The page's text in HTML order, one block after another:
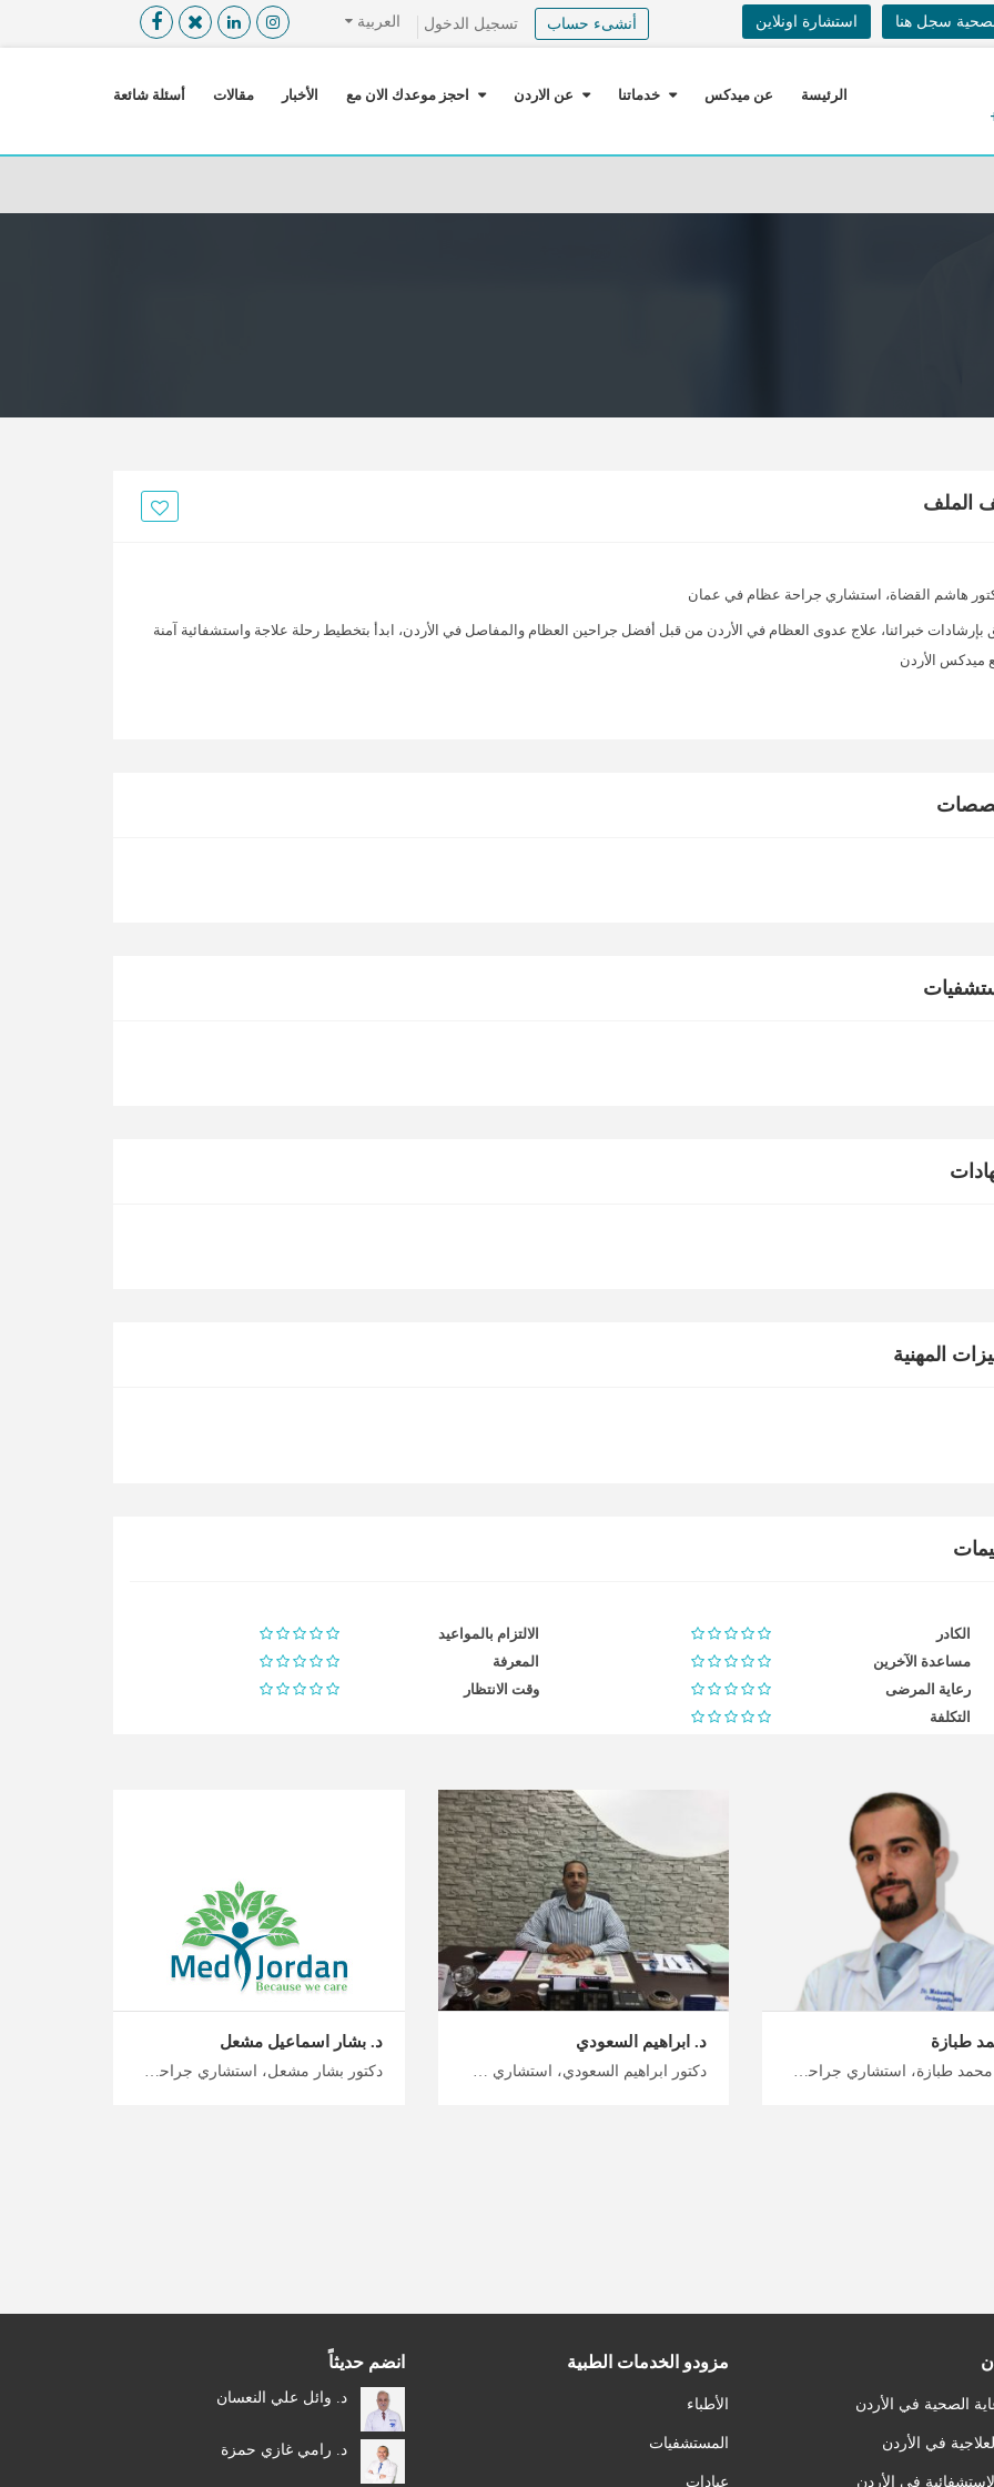
القائمة X
العربية تسجيل الدخول استشارة اونلاين سجل هنا أنشىء حساب
الرئيسة عن ميدكس خدماتنا عن الاردن احجز موعدك الان مع الأخبار مقالات أسئلة شائعة
الملف
هاشم القضاة، استشاري جراحة عظام في عمان
بإرشادات خبرائنا، علاج عدوى العظام في الأردن من قبل أفضل جراحين العظام والمفاصل في الأردن، ابدأ بتخطيط رحلة علاجة واستشفائية آمنة
ميدكس الأردن
المهنية
الكادر
الالتزام بالمواعيد
مساعدة الآخرين
المعرفة
رعاية المرضى
وقت الانتظار
التكلفة
طبازة
دكتور محمد طبازة، استشاري جراحة عظام في عمان استمتع بسفر خال من الإجهاد إلى الأردن للحصول على الرعاية الصحية معنا، أفضل جراحي العظام في الأردن للمرضى الدوليين، خطط رحلة علاجيو واستشفائية مع ميدكس الأردن
د. ابراهيم السعودي
دكتور ابراهيم السعودي، استشاري جراحة عظام في عمان اتخذ خطوة نحو صحة أفضل مع ميدكس الأردن، أفضل أخصائي عظام ومفاصل في الأردن من أجل صحة المفاصل المثلى، خطط لرحلتك العلاجية والاستشفائية مع فريق ميدكس
د. بشار اسماعيل مشعل
دكتور بشار مشعل، استشاري جراحة عظام وركبة في عمان احصل على استشارة من فريق ميدكس الأردن عن أفضل الأطباء في الأردن، جراحة عظام الورك والركبة في الأردن لتحسين صحة المفاصل، طريقتك الآمنة لتخطيط رحلة علاجية معنا
الصحية في الأردن
في الأردن
في الأردن
مزودو الخدمات الطبية
الأطباء
المستشفيات
عيادات
انضم حديثاً
د. وائل علي النعسان
د. رامي غازي حمزة